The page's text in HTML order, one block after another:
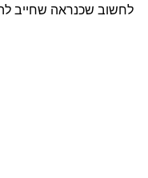
לחשוב שכנראה שחייב